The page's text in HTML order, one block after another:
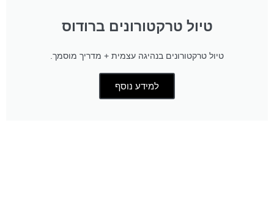
טיול טרקטורונים ברודוס
טיול טרקטורונים בנהיגה עצמית + מדריך מוסמך.
למידע נוסף